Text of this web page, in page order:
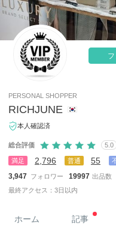
PERSONAL SHOPPER
RICHJUNE
本人確認済
総合評価 5.0
満足 2,796 普通 55
3,947 フォロワー 19997 出品数
最終アクセス：3日以内
ホーム 記事